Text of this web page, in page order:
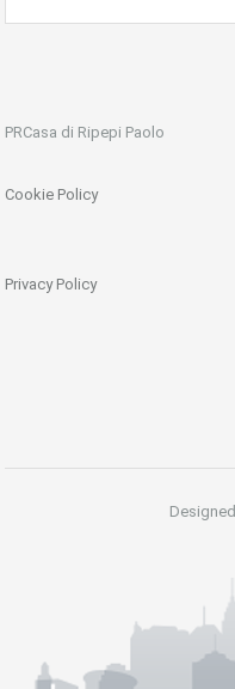
PRCasa di Ripepi Paolo
Cookie Policy
Privacy Policy